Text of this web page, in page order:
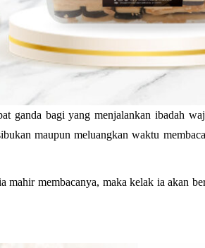
ganda bagi yang menjalankan ibadah
maupun meluangkan waktu
membacanya, maka kelak ia akan